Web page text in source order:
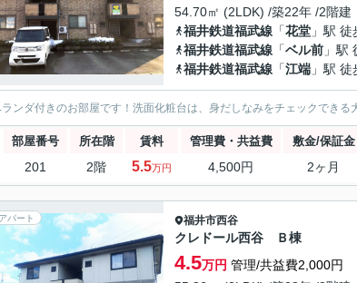
54.70㎡ (2LDK) /築22年 /2階建
福井鉄道福武線 「花堂 」駅
福井鉄道福武線 「ベル前 」駅
福井鉄道福武線 「江端 」駅
ンダ付きのお部屋です！洗面化粧台は、身だしなみをチェックでき
部屋番号 所在階 賃料 管理費・共益費 敷金/保証金
201 2階 5.5万円 4,500円 2ヶ月
アパート 福井市西谷
クレドール西谷 Ｂ棟
4.5万円 管理/共益費2,000円